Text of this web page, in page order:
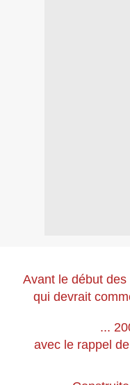
Avant le début
qui devrait
...
avec le r​​​​​​appel